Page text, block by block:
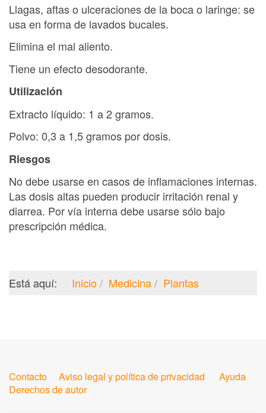
Llagas, aftas o ulceraciones de la boca o laringe: se
usa en forma de lavados bucales.
Elimina el mal aliento.
Tiene un efecto desodorante.
Utilización
Extracto líquido: 1 a 2 gramos.
Polvo: 0,3 a 1,5 gramos por dosis.
Riesgos
No debe usarse en casos de inflamaciones internas.
Las dosis altas pueden producir irritación renal y
diarrea. Por vía interna debe usarse sólo bajo
prescripción médica.
Está aquí: Inicio Medicina Plantas
Contacto Aviso legal y política de privacidad
Ayuda
Derechos de autor